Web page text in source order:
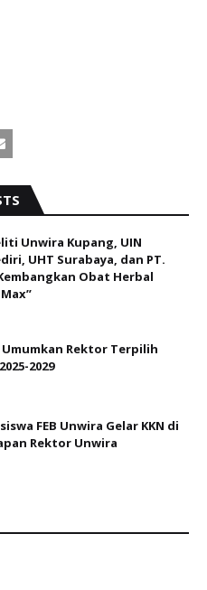
Unwira Kupang, UIN
UHT Surabaya, dan PT.
Obat Herbal
Umumkan Rektor Terpilih
2029
FEB Unwira Gelar KKN di
Rektor Unwira